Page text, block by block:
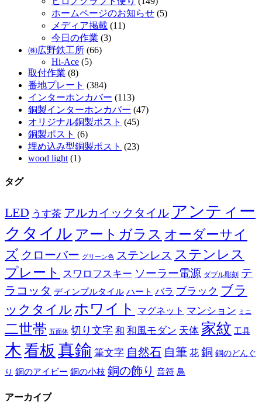
ホームページのお知らせ (5)
メディア掲載 (11)
今日の作業 (3)
㈱広野鉄工所 (66)
Hi-Ace (5)
取付作業 (8)
番地プレート (384)
インターホンカバー (113)
銅製インターホンカバー (47)
オリジナル銅製ポスト (45)
銅製ポスト (6)
埋め込み型銅製ポスト (23)
wood light (1)
タグ
LED うす茶 アルカイックタイル アンティー
クタイル アートガラス オーダーサイ
ズ クローバー グリーン色 ステンレス ステンレス
プレート スワロフスキー ソーラー電源 ダブル彫刻 テ
ラコッタ ディンプルタイル ハート バラ ブラック ブラ
ックタイル ホワイト マグネット マンション ミニ
二世帯 五面体 切り文字 和 和風モダン 天体 家紋 工具
木看板 真鍮 筆文字 自然石 自筆 花 銅 銅のどんぐ
り 銅のアイビー 銅の小枝 銅の飾り 音符 鳥
アーカイブ